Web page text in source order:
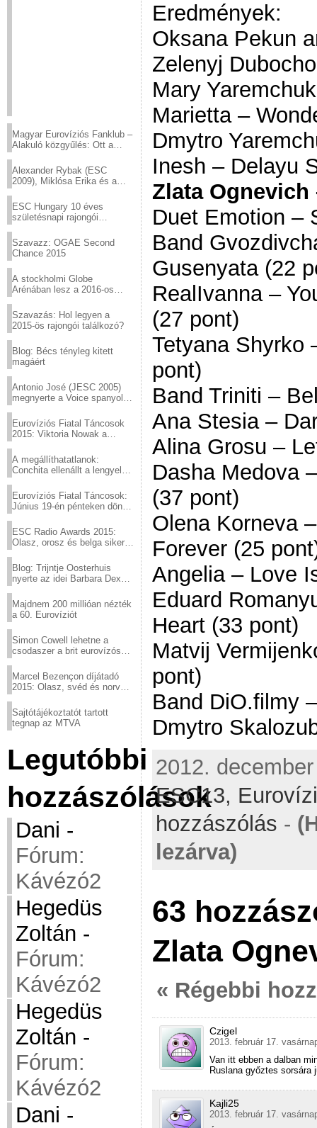
Magyar Eurovíziós Fanklub –
Alakuló közgyűlés: Ott a
Alexander Rybak (ESC
2009), Miklósa Erika és a
sztárjai a Margitszigeten
ESC Hungary 10 éves
születésnapi rajongói
Szavazz: OGAE Second
Chance 2015
A stockholmi Globe
Arénában lesz a 2016-os
Szavazás: Hol legyen a
2015-ös rajongói találkozó?
Blog: Bécs tényleg kitett
magáért
Antonio José (JESC 2005)
megnyerte a Voice spanyol
Eurovíziós Fiatal Táncosok
2015: Viktoria Nowak a
A megállíthatatlanok:
Conchita ellenállt a lengyel
Eurovíziós Fiatal Táncosok:
Június 19-én pénteken döntő
ESC Radio Awards 2015:
Olasz, orosz és belga siker,
Blog: Trijntje Oosterhuis
nyerte az idei Barbara Dex
Majdnem 200 millióan nézték
a 60. Eurovíziót
Simon Cowell lehetne a
csodaszer a brit eurovízós
Marcel Bezençon díjátadó
2015: Olasz, svéd és norvég
Sajtótájékoztatót tartott
tegnap az MTVA
Legutóbbi
hozzászólások
Dani -
Fórum:
Kávézó2
Hegedüs
Zoltán -
Fórum:
Kávézó2
Hegedüs
Zoltán -
Fórum:
Kávézó2
Dani -
Eredmények:
Oksana Pekun
Zelenyj
Mary
Marietta –
Dmytro
Inesh – Delayu
Zlata Ognevich
Duet Emotion –
Band
Gusenyata (22
RealIvanna –
(27 pont)
Tetyana Shyrko
pont)
Band Triniti –
Ana Stesia –
Alina Grosu –
Dasha Medova
(37 pont)
Olena Korneva
Forever (25
Angelia – Love
Eduard
Heart (33 pont)
Matvij
pont)
Band DiO.filmy
Dmytro
2012.
ESC13,
hozzászólás -
lezárva)
63
Zlata
« Régebbi
Czigel
2013. február 17.
Van itt ebben a dalban
Ruslana győztes sorsára
Kajli25
2013. február 17.